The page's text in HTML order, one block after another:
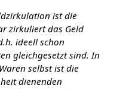
ist die
zirkuliert das Geld
ideell schon
gleichgesetzt sind. In
selbst ist die
dienenden